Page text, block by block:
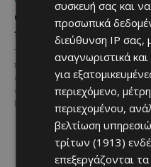
Ο τουρισμός ως εθνική
υπόθεση
Του Γιάννου Πανταζή* Είναι κοινή
πεποίθηση ότι ο τουρισμός
αποτελεί μία από τις
σημαντικότερες βιομηχανίες
Κύπρου και διαχρονικά...
συσκευή σας και
προσωπικά
διεύθυνση IP σας,
αναγνωριστικά
για
περιεχόμενο,
περιεχομένου,
βελτίωση
τρίτων (1913)
επεξεργάζονται